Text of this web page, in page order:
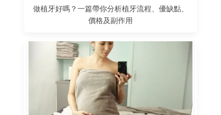
做植牙好嗎？一篇帶你分析植牙流程、優缺點、
價格及副作用